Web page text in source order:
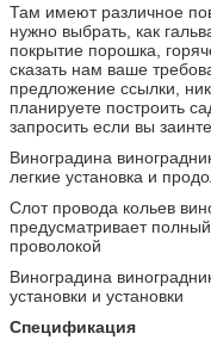
Там имеют различное
нужно выбрать, как
покрытие порошка,
сказать нам ваше
предложение ссылки,
планируете построить
запросить если вы
Виноградина
легкие установка и
Слот провода кольев
предусматривает
проволокой
Виноградина
установки и установки
Спецификация